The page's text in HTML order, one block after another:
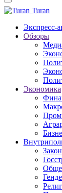
Turan
Экспресс-
Обзоры
Экономика